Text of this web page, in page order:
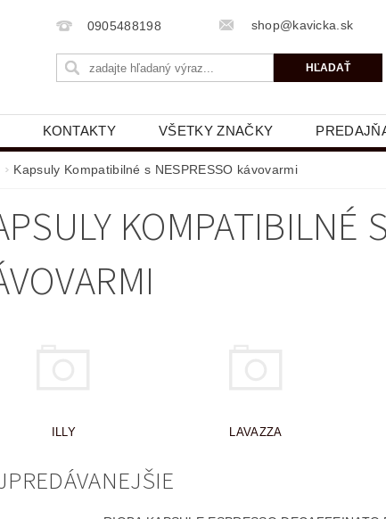
0905488198 shop@kavicka.sk
KONTAKTY VŠETKY ZNAČKY
Kapsuly Kompatibilné s NESPRESSO kávovarmi
KOMPATIBILNÉ
ILLY LAVAZZA